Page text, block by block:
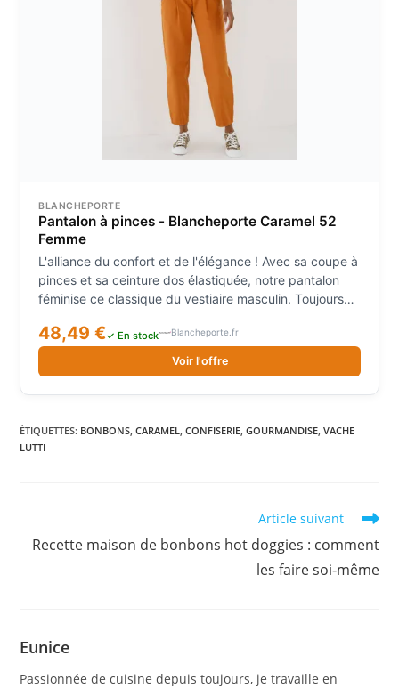
BLANCHEPORTE
Pantalon à pinces - Blancheporte Caramel 52
Femme
L'alliance du confort et de l'élégance ! Avec sa coupe à
pinces et sa ceinture dos élastiquée, notre pantalon
féminise ce classique du vestiaire masculin. Toujours
vos t-shirts pour un porter casual plus quotidien.
Taille• Entrejambe 67 cm environComposition• 100%
cotonDescription• Porter taille normale• Ceinture
enforme à passants, plate devant et élastiquée au
piqués• 2 poches italiennes• 2 pinces en bas des
jambe devant et dosBlancheporte s’engage• Ce
et une production responsable, évaluée selon des
critères environnementaux et sociaux contrôlés (label
48,49 €✓ En stock Blancheporte.fr
Voir l'offre
ÉTIQUETTES: BONBONS CARAMEL CONFISERIE GOURMANDISE VACHE
LUTTI
articles
Article suivant
Recette maison de bonbons hot doggies : comment
les faire soi‑même
Eunice
Passionnée de cuisine depuis toujours, je travaille en